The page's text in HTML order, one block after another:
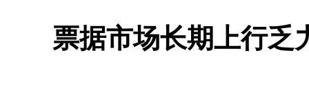
票据市场长期上行乏